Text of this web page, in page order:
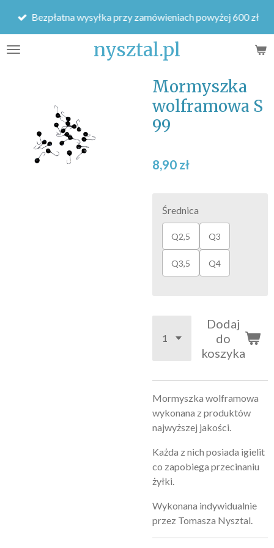
Przejdź
treści
nysztal.pl
Bezpłatna wysyłka przy zamówieniach powyżej 600 zł
Mormyszka
wolframowa S
99
8,90 zł
Średnica
Q2,5 Q3
Q3,5 Q4
Dodaj
do
koszyka
Mormyszka wolframowa
wykonana z produktów
najwyższej jakości.
Każda z nich posiada igielit
co zapobiega przecinaniu
żyłki.
Wykonana indywidualnie
przez Tomasza Nysztal.